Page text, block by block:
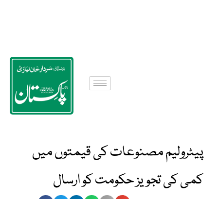
پیٹرولیم مصنوعات کی قیمتوں میں
کمی کی تجویز حکومت کو ارسال